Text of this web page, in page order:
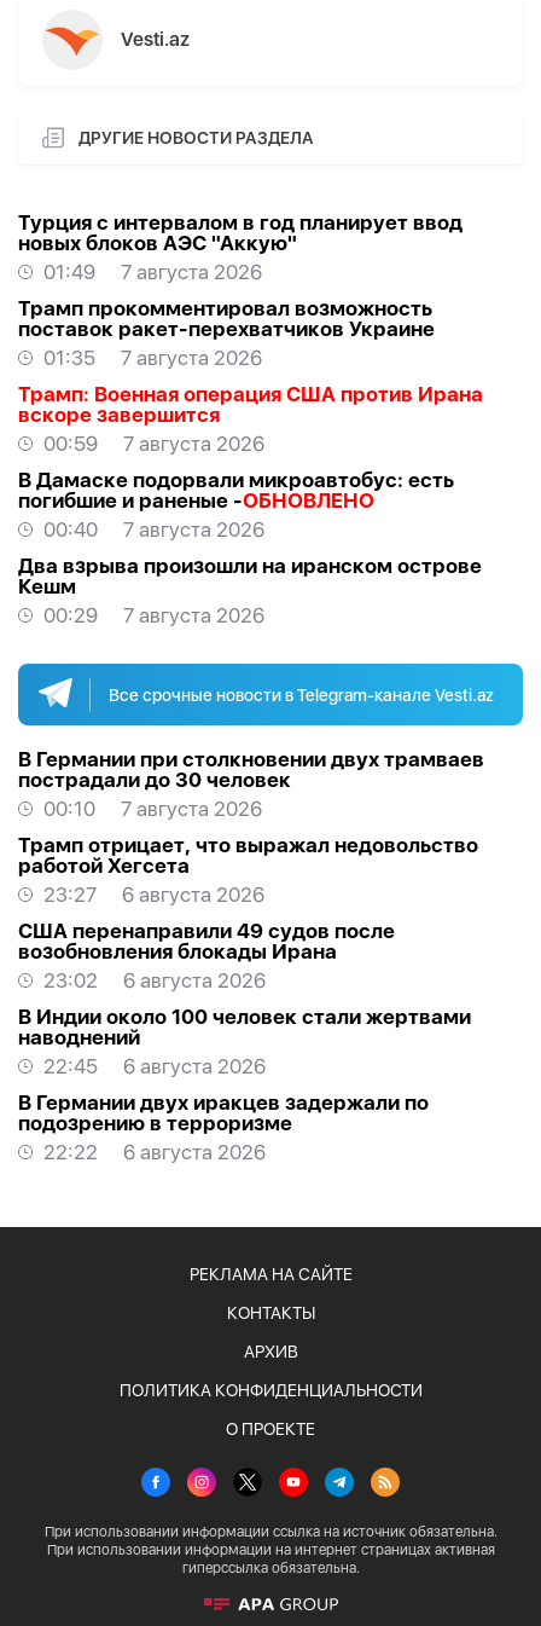
Vesti.az
ДРУГИЕ НОВОСТИ РАЗДЕЛА
Турция с интервалом в год планирует ввод
новых блоков АЭС "Аккую"
01:49
7 августа 2026
Трамп прокомментировал возможность
поставок ракет-перехватчиков Украине
01:35
7 августа 2026
Трамп: Военная операция США против Ирана
вскоре завершится
00:59
7 августа 2026
В Дамаске подорвали микроавтобус: есть
погибшие и раненые -ОБНОВЛЕНО
00:40
7 августа 2026
Два взрыва произошли на иранском острове
Кешм
00:29
7 августа 2026
Все срочные новости в Telegram-канале Vesti.az
В Германии при столкновении двух трамваев
пострадали до 30 человек
00:10
7 августа 2026
Трамп отрицает, что выражал недовольство
работой Хегсета
23:27
6 августа 2026
США перенаправили 49 судов после
возобновления блокады Ирана
23:02
6 августа 2026
В Индии около 100 человек стали жертвами
наводнений
22:45
6 августа 2026
В Германии двух иракцев задержали по
подозрению в терроризме
22:22
6 августа 2026
РЕКЛАМА НА САЙТЕ
КОНТАКТЫ
АРХИВ
ПОЛИТИКА КОНФИДЕНЦИАЛЬНОСТИ
О ПРОЕКТЕ
При использовании информации ссылка на источник обязательна.
При использовании информации на интернет страницах активная
гиперссылка обязательна.